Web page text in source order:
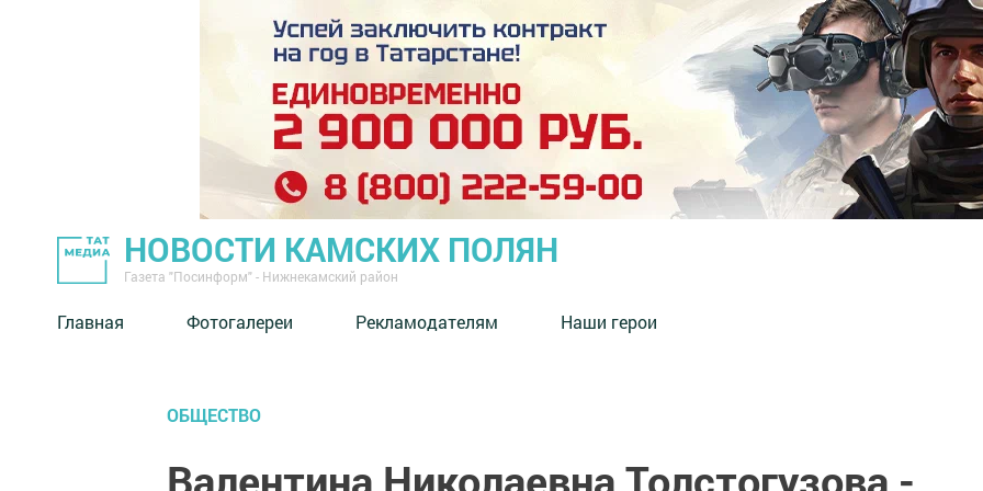
НОВОСТИ КАМСКИХ ПОЛЯН
Газета "Посинформ" - Нижнекамский район
Главная Фотогалереи Рекламодателям Наши герои
ОБЩЕСТВО
Валентина Николаевна Толстогузова -